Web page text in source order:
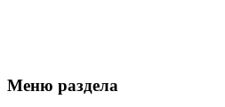
Меню раздела